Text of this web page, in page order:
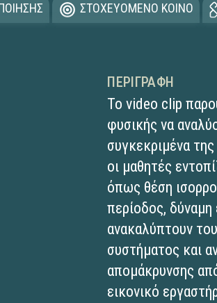
ΣΤΟΧΕΥΟΜΕΝΟ ΚΟΙΝΟ
ΠΕΡΙΓΡΑΦΉ
Το video clip
φυσικής να
συγκεκριμένα
οι μαθητές
όπως θέση
περίοδος,
ανακαλύπτουν
συστήματος και
απομάκρυνσης
εικονικό